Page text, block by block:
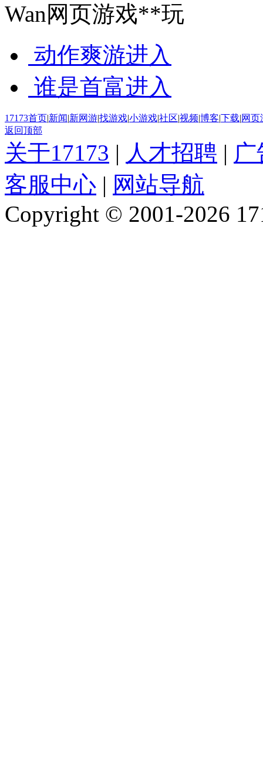
Wan网页游戏**玩
动作爽游进入
谁是首富进入
17173首页|新闻|新网游|找游戏|小游戏|社区|视频|博客|下载|网页
返回顶部
关于17173 | 人才招聘 |
客服中心 | 网站导航
Copyright © 2001-2026